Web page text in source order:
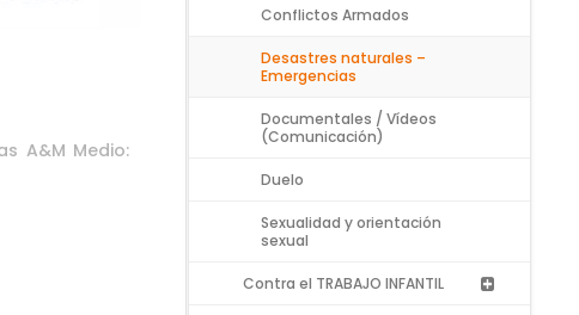
A&M Medio:
Conflictos Armados
Desastres naturales –
Emergencias
Documentales / Vídeos
(Comunicación)
Duelo
Sexualidad y orientación
sexual
Contra el TRABAJO INFANTIL